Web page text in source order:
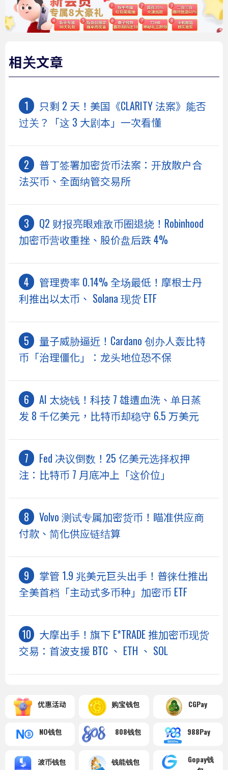
相关文章
只剩 2 天！美国《CLARITY 法案》能否
过关？「这 3 大剧本」一次看懂
普丁签署加密货币法案：开放散户合
法买币、全面纳管交易所
Q2 财报亮眼难敌币圈退烧！Robinhood
加密币营收重挫、股价盘后跌 4%
管理费率 0.14% 全场最低！摩根士丹
利推出以太币、 Solana 现货 ETF
量子威胁逼近！Cardano 创办人轰比特
币「治理僵化」：龙头地位恐不保
AI 太烧钱！科技 7 雄遭血洗、单日蒸
发 8 千亿美元，比特币却稳守 6.5 万美元
Fed 决议倒数！25 亿美元选择权押
注：比特币 7 月底冲上「这价位」
Volvo 测试专属加密货币！瞄准供应商
付款、简化供应链结算
掌管 1.9 兆美元巨头出手！普徕仕推出
全美首档「主动式多币种」加密币 ETF
大摩出手！旗下 E*TRADE 推加密币现货
交易：首波支援 BTC 、 ETH 、 SOL
优惠活动 购宝钱包 CGPay
NO钱包 808钱包 988Pay
波币钱包 钱能钱包
Gopay钱